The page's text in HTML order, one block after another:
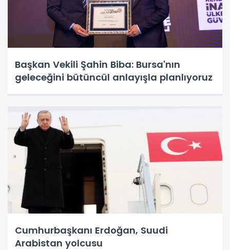
Başkan Vekili Şahin Biba: Bursa'nın
geleceğini bütüncül anlayışla planlıyoruz
Cumhurbaşkanı Erdoğan, Suudi
Arabistan yolcusu